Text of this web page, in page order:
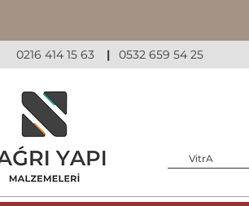
0216 414 15 63 | 0532 659 54 25
VitrA